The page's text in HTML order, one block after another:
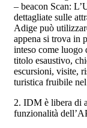
– beacon Scan:
dettagliate sulle
Adige può
appena si trova in
inteso come luogo
titolo esaustivo,
escursioni, visite,
turistica fruibile
2. IDM è libera di
funzionalità